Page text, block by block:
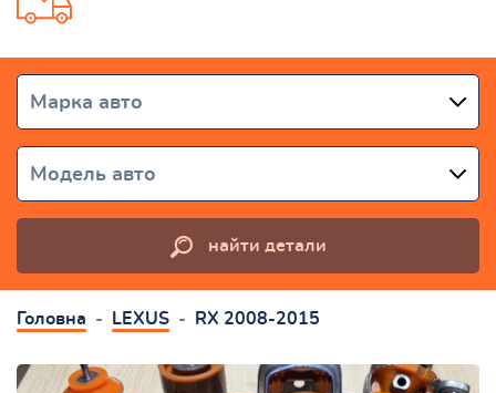
Марка авто
Модель авто
найти детали
Головна LEXUS RX 2008-2015